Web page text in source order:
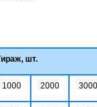
шт.
1000 2000 3000